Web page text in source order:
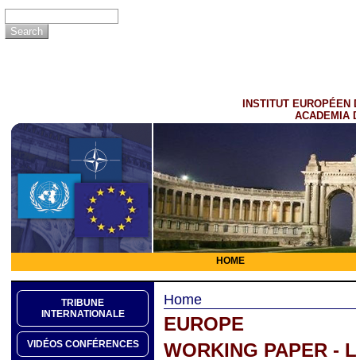
INSTITUT EUROPÉEN
ACADEMIA
HOME
TRIBUNE
INTERNATIONALE
VIDÉOS CONFÉRENCES
Home
EUROPE
WORKING PAPER -